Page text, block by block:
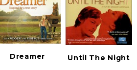
Dreamer Until The Night